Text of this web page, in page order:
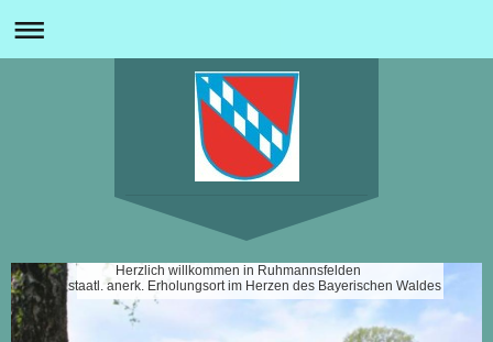
Herzlich willkommen in Ruhmannsfelden
staatl. anerk. Erholungsort im Herzen des Bayerischen Waldes